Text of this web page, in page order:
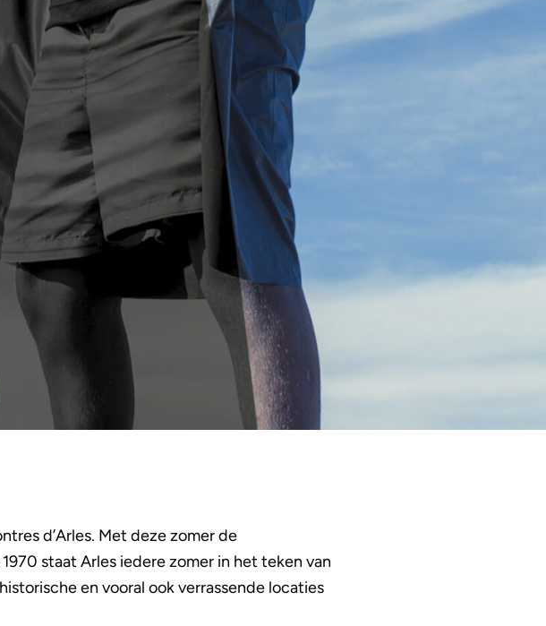
d’Arles. Met deze zomer de
staat Arles iedere zomer in het teken van
en vooral ook verrassende locaties